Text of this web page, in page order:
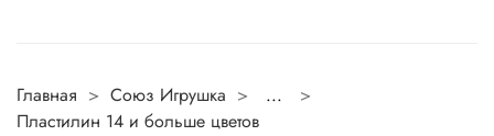
Главная Союз Игрушка
...
Пластилин 14 и больше цветов